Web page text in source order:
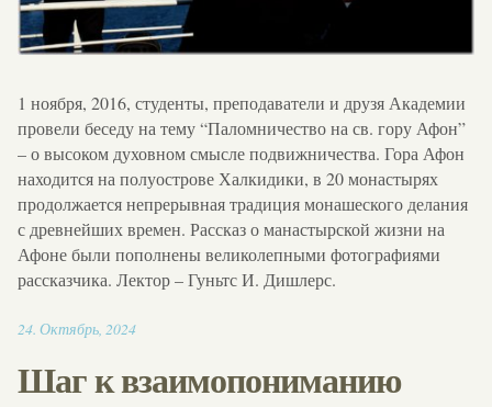
1 ноября, 2016, студенты, преподаватели и друзя Академии
провели беседу на тему “Паломничество на св. гору Афон”
– о высоком духовном смысле подвижничества. Гора Афон
находится на полуострове Халкидики, в 20 монастырях
продолжается непрерывная традиция монашеского делания
с древнейших времен. Рассказ о манастырской жизни на
Афоне были пополнены великолепными фотографиями
рассказчика. Лектор – Гуньтс И. Дишлерс.
24. Октябрь, 202418:11
Шаг к взаимопониманию